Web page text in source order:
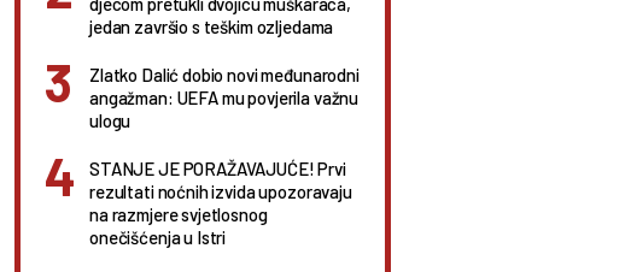
jedan završio s teškim ozljedama
Zlatko Dalić dobio novi međunarodni
angažman: UEFA mu povjerila važnu
ulogu
STANJE JE PORAŽAVAJUĆE! Prvi
rezultati noćnih izvida upozoravaju
na razmjere svjetlosnog
onečišćenja u Istri